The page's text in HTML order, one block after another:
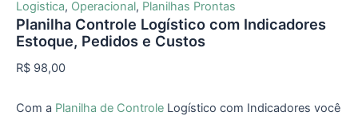
Logistica, Operacional, Planilhas Prontas
Planilha Controle Logístico com Indicadores
Estoque, Pedidos e Custos
R$ 98,00
Com a Planilha de Controle Logístico com Indicadores você